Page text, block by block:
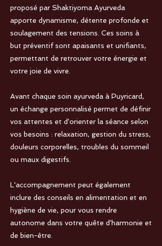
proposé par Shaktiyoma Ayurveda
apporte dynamisme, détente profonde et
soulagement des tensions. Ces soins à
but préventif sont apaisants et unifiants,
permettant de retrouver votre énergie et
votre joie de vivre.
Avant chaque soin ayurveda à Puyricard,
un échange personnalisé permet de définir
vos attentes et d'orienter la séance selon
vos besoins : relaxation, gestion du stress,
douleurs corporelles, troubles du sommeil
ou maux digestifs.
L'accompagnement peut également
inclure des conseils en alimentation et en
hygiène de vie, pour vous rendre
autonome dans votre quête d'harmonie et
de bien-être.